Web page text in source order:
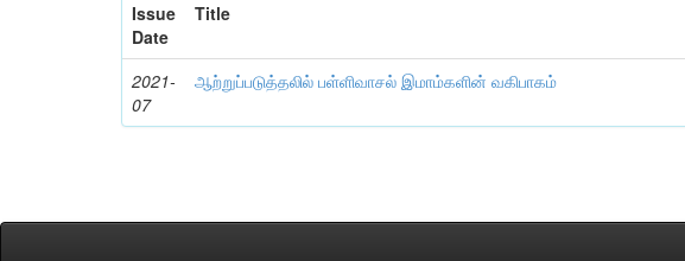
Issue
Date
Title
2021-
07
ஆற்றுப்படுத்தலில் பள்ளிவாசல் இமாம்களின் வகிபாகம்